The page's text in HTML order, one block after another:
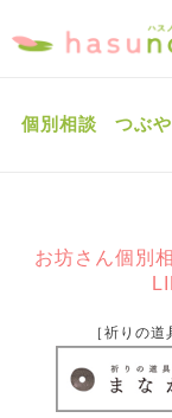
個別相談 つぶ
お坊さん個別
［祈りの